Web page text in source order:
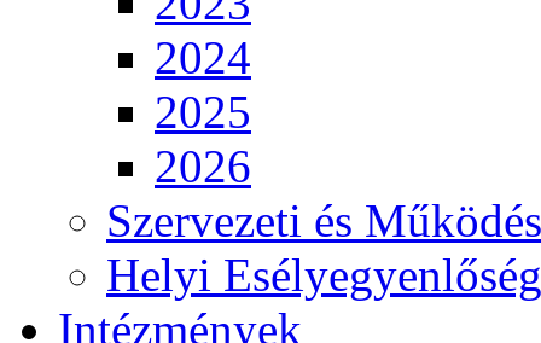
2024
2025
2026
Szervezeti és
Helyi
Intézmények